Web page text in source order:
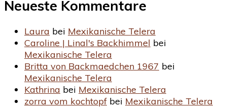
Neueste Kommentare
Laura bei Mexikanische Telera
Caroline | Linal's Backhimmel bei
Mexikanische Telera
Britta von Backmaedchen 1967 bei
Mexikanische Telera
Kathrina bei Mexikanische Telera
zorra vom kochtopf bei Mexikanische Telera